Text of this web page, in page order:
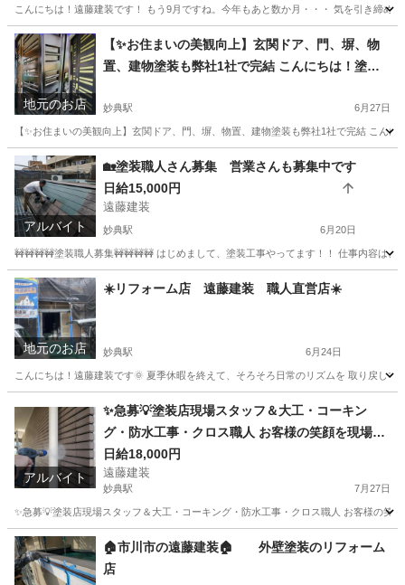
こんにちは！遠藤建装です！ もう9月ですね。今年もあと数か月・・・ 気を引き締
千葉 市川市 妙典駅 その他 無料
地元のお店
【✨お住まいの美観向上】玄関ドア、門、塀、物
置、建物塗装も弊社1社で完結 こんにちは！塗
建装は、市川市をはじめとして浦安市や松戸市、
船橋対応したます
妙典駅 6月27日
【✨お住まいの美観向上】玄関ドア、門、塀、物置、建物塗装も弊社1社で完結 こん
千葉 市川市 妙典駅 リフォーム 建物
アルバイト
🏡塗装職人さん募集 営業さんも募集中です
日給15,000円
遠藤建装
妙典駅 6月20日
🚧🚧🚧🚧塗装職人募集🚧🚧🚧🚧 はじめまして、塗装工事やってます！！ 仕事内容は、
千葉 市川市 妙典駅 その他 塗装工事
地元のお店
☀️リフォーム店 遠藤建装 職人直営店☀️
妙典駅 6月24日
こんにちは！遠藤建装です🌞 夏季休暇を終えて、そろそろ日常のリズムを 取り戻し
妙典駅 その他 外壁塗装
アルバイト
✨急募💡塗装店現場スタッフ＆大工・コーキン
グ・防水工事・クロス職人 お客様の笑顔を現場で
一緒につくりませんか？😄 こんにちは！市川の塗
装店、遠藤建装です🙇‍
日給18,000円
遠藤建装
妙典駅 7月27日
✨急募💡塗装店現場スタッフ＆大工・コーキング・防水工事・クロス職人 お客様の
千葉 市川市 妙典駅 建築 スタッフ
🏠市川市の遠藤建装🏠 外壁塗装のリフォーム
店